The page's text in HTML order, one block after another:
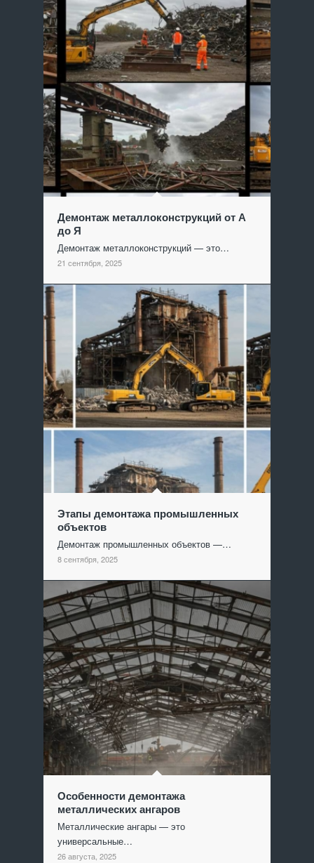
Демонтаж металлоконструкций от А
до Я
Демонтаж металлоконструкций — это…
21 сентября, 2025
Этапы демонтажа промышленных
объектов
Демонтаж промышленных объектов —…
8 сентября, 2025
Особенности демонтажа
металлических ангаров
Металлические ангары — это
универсальные…
26 августа, 2025